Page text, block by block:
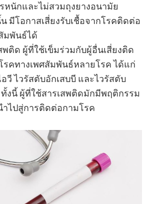
หนักและไม่สวมถุงยางอนามัย
มีโอกาสเสี่ยงรับเชื้อจากโรคติดต่อ
มพันธ์ได้
พติด ผู้ที่ใช้เข็มร่วมกับผู้อื่นเสี่ยงติด
รคทางเพศสัมพันธ์หลายโรค ได้แก่
อวี ไวรัสตับอักเสบบี และไวรัสตับ
ทั้งนี้ ผู้ที่ใช้สารเสพติดมักมีพฤติกรรม
ำไปสู่การติดต่อกามโรค